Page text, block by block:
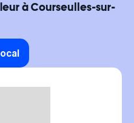
à Courseulles-sur-